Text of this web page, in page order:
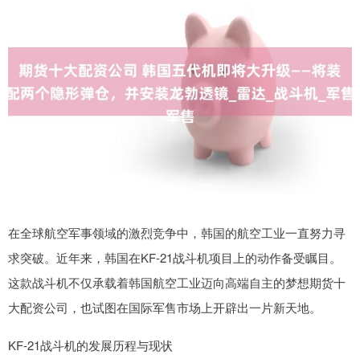
在全球航空军事领域的激烈竞争中，韩国的航空工业一直努力寻
求突破。近年来，韩国在KF-21战斗机项目上的动作备受瞩目。
这款战斗机不仅承载着韩国航空工业迈向高端自主的梦想期货十
大配资公司，也试图在国际军售市场上开辟出一片新天地。
KF-21战斗机的发展历程与现状